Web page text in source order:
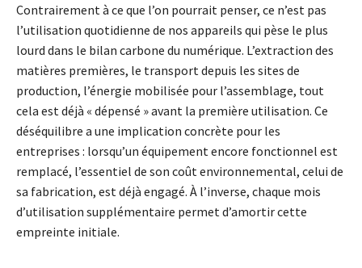
Contrairement à ce que l’on pourrait penser, ce n’est pas
l’utilisation quotidienne de nos appareils qui pèse le plus
lourd dans le bilan carbone du numérique. L’extraction des
matières premières, le transport depuis les sites de
production, l’énergie mobilisée pour l’assemblage, tout
cela est déjà « dépensé » avant la première utilisation. Ce
déséquilibre a une implication concrète pour les
entreprises : lorsqu’un équipement encore fonctionnel est
remplacé, l’essentiel de son coût environnemental, celui de
sa fabrication, est déjà engagé. À l’inverse, chaque mois
d’utilisation supplémentaire permet d’amortir cette
empreinte initiale.